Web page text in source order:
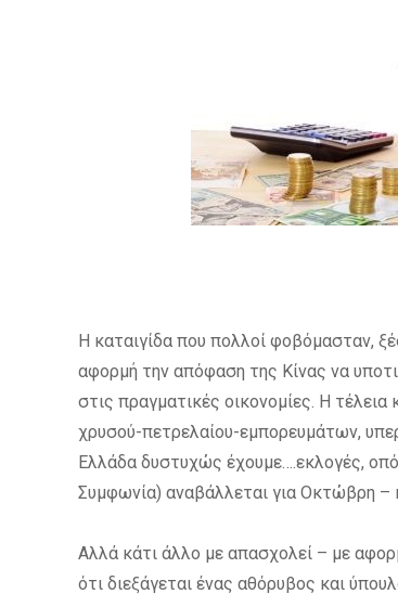
Η καταιγίδα που πολλοί φοβόμασταν,
αφορμή την απόφαση της Κίνας να
στις πραγματικές οικονομίες. Η
χρυσού-πετρελαίου-εμπορευμάτων,
Ελλάδα δυστυχώς έχουμε….εκλογές,
Συμφωνία) αναβάλλεται για Οκτώβρη –
Αλλά κάτι άλλο με απασχολεί – με
ότι διεξάγεται ένας αθόρυβος και